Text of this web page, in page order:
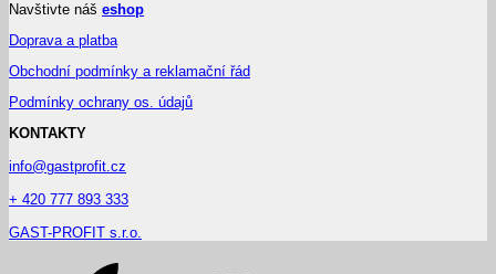
Navštivte náš eshop
Doprava a platba
Obchodní podmínky a reklamační řád
Podmínky ochrany os. údajů
KONTAKTY
info@gastprofit.cz
+ 420 777 893 333
GAST-PROFIT s.r.o.